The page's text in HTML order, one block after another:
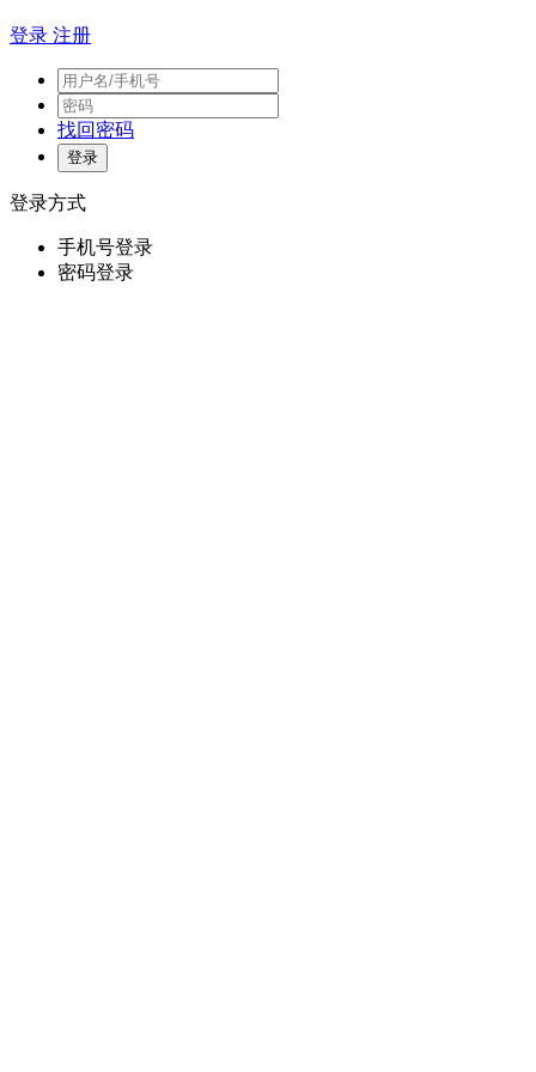
登录 注册
找回密码
登录方式
手机号登录
密码登录